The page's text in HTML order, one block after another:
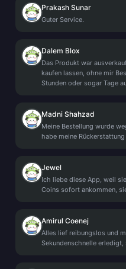
Prakash Sunar
Guter Service.
Dalem Blox
Das Produkt war
kaufen lassen, ohne mir
Stunden oder sogar Tage
Madni Shahzad
Meine Bestellung wurde
habe meine
Jewel
Ich liebe diese App, weil
Coins sofort ankommen,
Amirul Coenej
Alles lief reibungslos und
Sekundenschnelle